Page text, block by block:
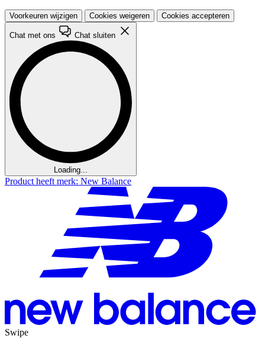
Voorkeuren wijzigen Cookies weigeren Cookies accepteren
Chat met ons Chat sluiten
Loading...
Product heeft merk: New Balance
Swipe